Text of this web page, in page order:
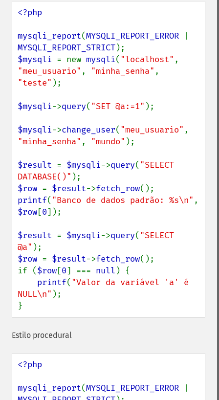
<?php
mysqli_report(MYSQLI_REPORT_ERROR
MYSQLI_REPORT_STRICT
$mysqli = new mysqli( "localhost"
"meu_usuario" , "minha_senha"
"teste" );
$mysqli->query( "SET @a:=1" );
$mysqli->change_user( "meu_usuario"
"minha_senha" , "mundo" );
$result = $mysqli->query( "SELECT
DATABASE()"
$row = $result->fetch_row
printf( "Banco de dados padrão: %s\n"
$row[0]);
$result = $mysqli->query( "SELECT
@a"
$row = $result->fetch_row();
if ($row[0] === null ) {
printf( "Valor da variável 'a' é
NULL\n" );
}
Estilo procedural
<?php
mysqli_report(MYSQLI_REPORT_ERROR